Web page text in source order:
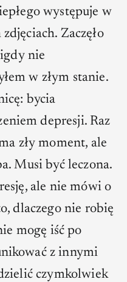
występuje w
Zaczęło
nie
w złym stanie.
bycia
depresji. Raz
zły moment, ale
Musi być leczona.
ale nie mówi o
dlaczego nie robię
mogę iść po
z innymi
czymkolwiek